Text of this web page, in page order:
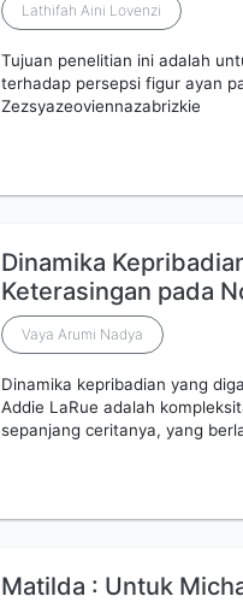
Lathifah Aini Lovenzi
Tujuan penelitian ini adalah
terhadap persepsi figur ayan
Zezsyazeoviennazabrizkie
Dinamika
Keterasingan pada
Vaya Arumi Nadya
Dinamika kepribadian yang
Addie LaRue adalah
sepanjang ceritanya, yang
Matilda : Untuk